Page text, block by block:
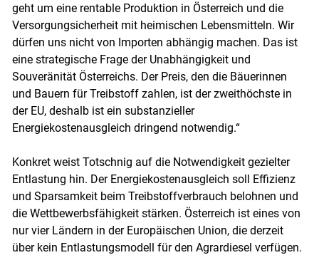
geht um eine rentable Produktion in Österreich und die
Versorgungsicherheit mit heimischen Lebensmitteln. Wir
dürfen uns nicht von Importen abhängig machen. Das ist
eine strategische Frage der Unabhängigkeit und
Souveränität Österreichs. Der Preis, den die Bäuerinnen
und Bauern für Treibstoff zahlen, ist der zweithöchste in
der EU, deshalb ist ein substanzieller
Energiekostenausgleich dringend notwendig.“
Konkret weist Totschnig auf die Notwendigkeit gezielter
Entlastung hin. Der Energiekostenausgleich soll Effizienz
und Sparsamkeit beim Treibstoffverbrauch belohnen und
die Wettbewerbsfähigkeit stärken. Österreich ist eines von
nur vier Ländern in der Europäischen Union, die derzeit
über kein Entlastungsmodell für den Agrardiesel verfügen.